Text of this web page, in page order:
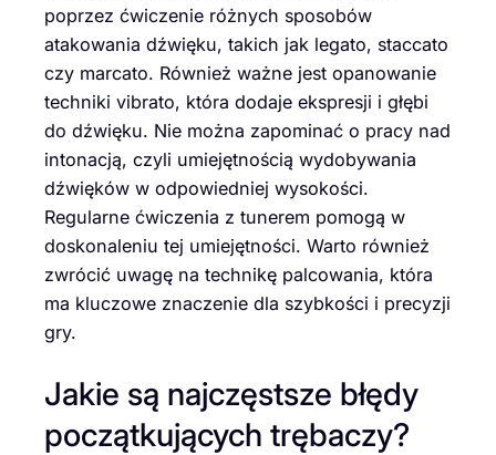
poprzez ćwiczenie różnych sposobów
atakowania dźwięku, takich jak legato, staccato
czy marcato. Również ważne jest opanowanie
techniki vibrato, która dodaje ekspresji i głębi
do dźwięku. Nie można zapominać o pracy nad
intonacją, czyli umiejętnością wydobywania
dźwięków w odpowiedniej wysokości.
Regularne ćwiczenia z tunerem pomogą w
doskonaleniu tej umiejętności. Warto również
zwrócić uwagę na technikę palcowania, która
ma kluczowe znaczenie dla szybkości i precyzji
gry.
Jakie są najczęstsze błędy
początkujących trębaczy?